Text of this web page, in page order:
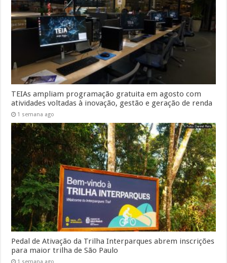
TEIAs ampliam programação gratuita em agosto com
atividades voltadas à inovação, gestão e geração de renda
1 semana ago
Pedal de Ativação da Trilha Interparques abrem inscrições
para maior trilha de São Paulo